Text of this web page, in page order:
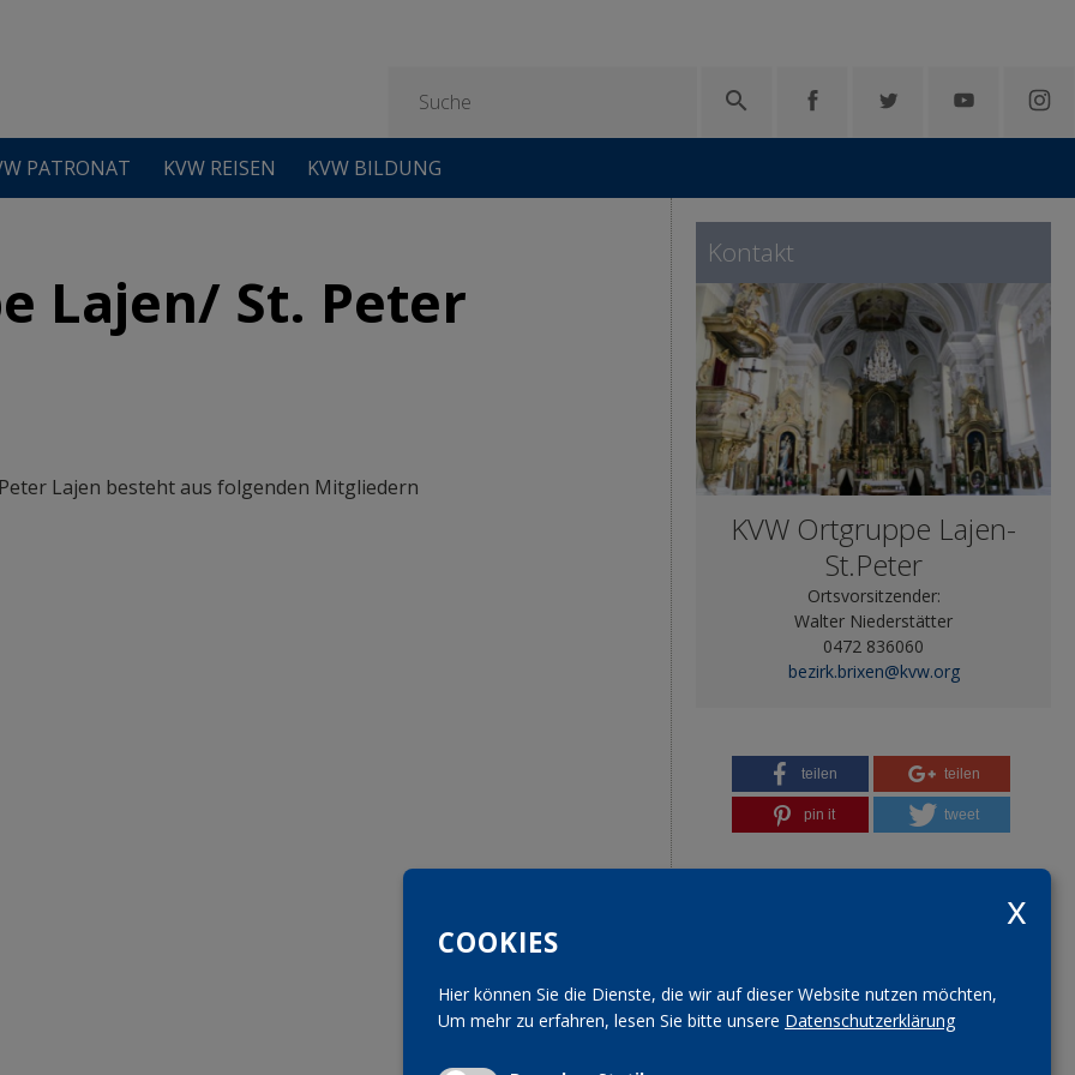

PATRONAT KVW REISEN KVW BILDUNG
Lajen/ St. Peter
Lajen besteht aus folgenden Mitgliedern
Kontakt
KVW Ortgruppe Lajen-
St.Peter
Ortsvorsitzender:
Walter Niederstätter
0472 836060
bezirk.brixen@kvw.org
teilen teilen
pin it tweet
COOKIES
Hier können Sie die Dienste, die wir auf dieser Website nutzen möchten,
Um mehr zu erfahren, lesen Sie bitte unsere Datenschutzerklärung